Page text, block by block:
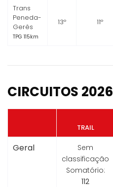
Trans
Peneda-
Gerês
TPG 115km
13º 11º
CIRCUITOS 2026
TRAIL
Geral
Sem
classificação
Somatório:
112